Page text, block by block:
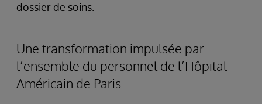
dossier de soins.
Une transformation impulsée par
l’ensemble du personnel de l’Hôpital
Américain de Paris